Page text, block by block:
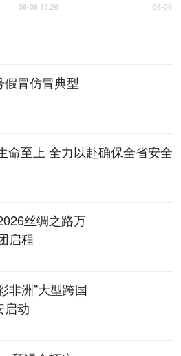
08-06 13:26 08-06
冒仿冒典型
命至上 全力以赴确保全省安全
丝绸之路万
启程
非洲”大型跨国
启动